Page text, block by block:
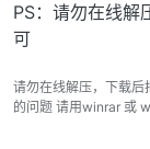
PS：请勿在线解
可
请勿在线解压，下载
的问题 请用winrar 或